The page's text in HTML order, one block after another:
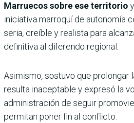
Marruecos sobre ese territorio
iniciativa marroquí de autonomía
seria, creíble y realista para
definitiva al diferendo regional.
Asimismo, sostuvo que prolongar
resulta inaceptable y expresó la
administración de seguir
permitan poner fin al conflicto.